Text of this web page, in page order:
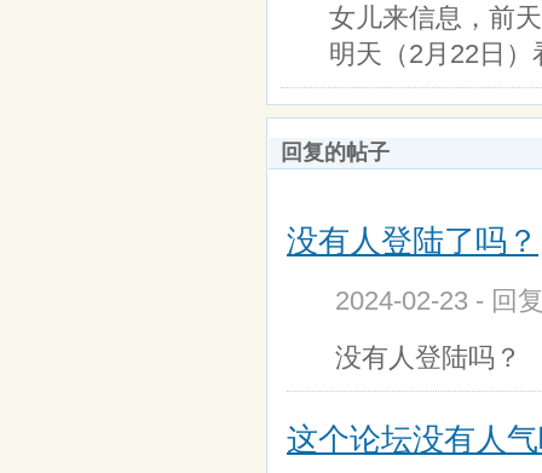
女儿来信息，前
明天（2月22日
回复的帖子
没有人登陆了吗？
2024-02-23 - 回
没有人登陆吗？
这个论坛没有人